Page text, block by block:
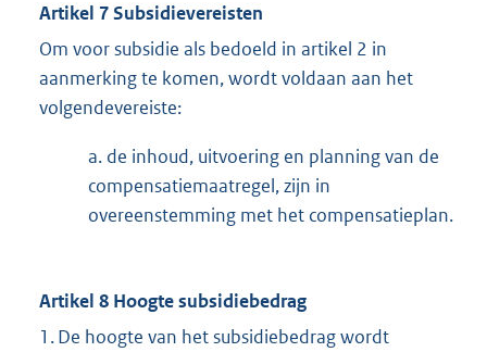
Artikel 7 Subsidievereisten
Om voor subsidie als bedoeld in artikel 2 in
aanmerking te komen, wordt voldaan aan het
volgendevereiste:
a. de inhoud, uitvoering en planning van de
compensatiemaatregel, zijn in
overeenstemming met het compensatieplan.
Artikel 8 Hoogte subsidiebedrag
1. De hoogte van het subsidiebedrag wordt